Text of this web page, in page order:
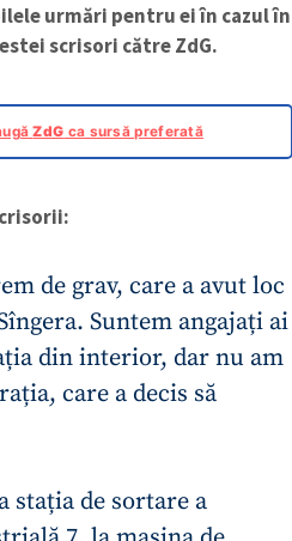
urmări pentru ei în cazul în
scrisori către ZdG.
ZdG ca sursă preferată
de grav, care a avut loc
Suntem angajați ai
din interior, dar nu am
care a decis să
stația de sortare a